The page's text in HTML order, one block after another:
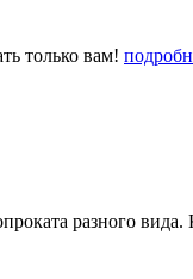
только вам!
разного